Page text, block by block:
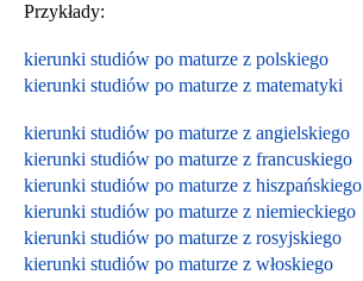
Przykłady:
kierunki studiów po maturze z polskiego
kierunki studiów po maturze z matematyki
kierunki studiów po maturze z angielskiego
kierunki studiów po maturze z francuskiego
kierunki studiów po maturze z hiszpańskiego
kierunki studiów po maturze z niemieckiego
kierunki studiów po maturze z rosyjskiego
kierunki studiów po maturze z włoskiego